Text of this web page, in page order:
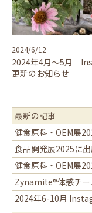
2024/6/12
2024年4月～5月
更新のお知らせ
最新の記事
健食原料・OEM展
食品開発展2025に出
健食原料・OEM展
Zynamite®体感チー
2024年6-10月